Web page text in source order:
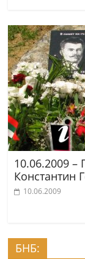
10.06.2009
Константин
10.06.2009
БНБ: